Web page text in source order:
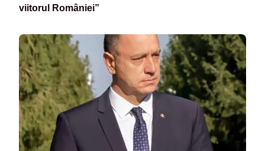
viitorul României”